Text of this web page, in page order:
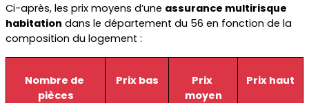
Ci-après, les prix moyens d’une assurance multirisque
habitation dans le département du 56 en fonction de la
composition du logement :
Nombre de
pièces
Prix bas
Prix
moyen
Prix haut